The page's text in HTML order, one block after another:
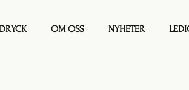
DRYCK OM OSS NYHETER